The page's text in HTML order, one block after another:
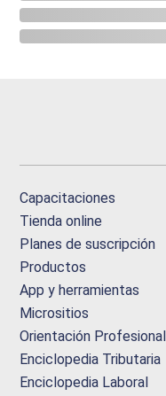
Capacitaciones
Tienda online
Planes de suscripción
Productos
App y herramientas
Micrositios
Orientación Profesional
Enciclopedia Tributaria
Enciclopedia Laboral